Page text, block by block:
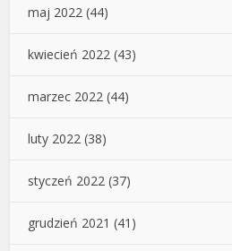
maj 2022 (44)
kwiecień 2022 (43)
marzec 2022 (44)
luty 2022 (38)
styczeń 2022 (37)
grudzień 2021 (41)